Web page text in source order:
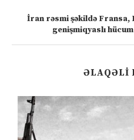
İran rəsmi şəkildə Fransa,
genişmiqyaslı
ƏLAQƏLI